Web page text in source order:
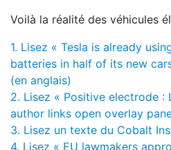
Voilà la réalité des véhicules
1. Lisez « Tesla is already
batteries in half of its new
(en anglais)
2. Lisez « Positive electrode :
author links open overlay
3. Lisez un texte du Cobalt
4. Lisez « EU lawmakers